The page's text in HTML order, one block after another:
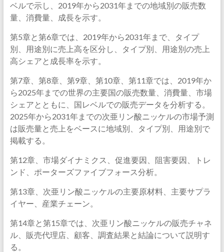
ベルで示し、2019年から2031年までの地域別の販売数
量、消費量、成長を示す。
第5章と第6章では、2019年から2031年まで、タイプ
別、用途別に売上高を区分し、タイプ別、用途別の売上
高シェアと成長率を示す。
第7章、第8章、第9章、第10章、第11章では、2019年か
ら2025年までの世界の主要国の販売数量、消費量、市場
シェアとともに、国レベルでの販売データを分析する。
2025年から2031年までの次亜リン酸ニッケルの市場予測
は販売量と売上をベースに地域別、タイプ別、用途別で
掲載する。
第12章、市場ダイナミクス、促進要因、阻害要因、トレ
ンド、ポーターズファイブフォース分析。
第13章、次亜リン酸ニッケルの主要原材料、主要サプラ
イヤー、産業チェーン。
第14章と第15章では、次亜リン酸ニッケルの販売チャネ
ル、販売代理店、顧客、調査結果と結論について説明す
る。